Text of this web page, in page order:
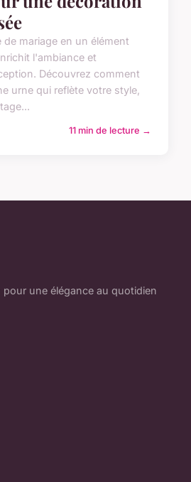
mariage en un élément
l'ambiance et
Découvrez comment
urne qui reflète votre style,
11 min de lecture →
une élégance au quotidien